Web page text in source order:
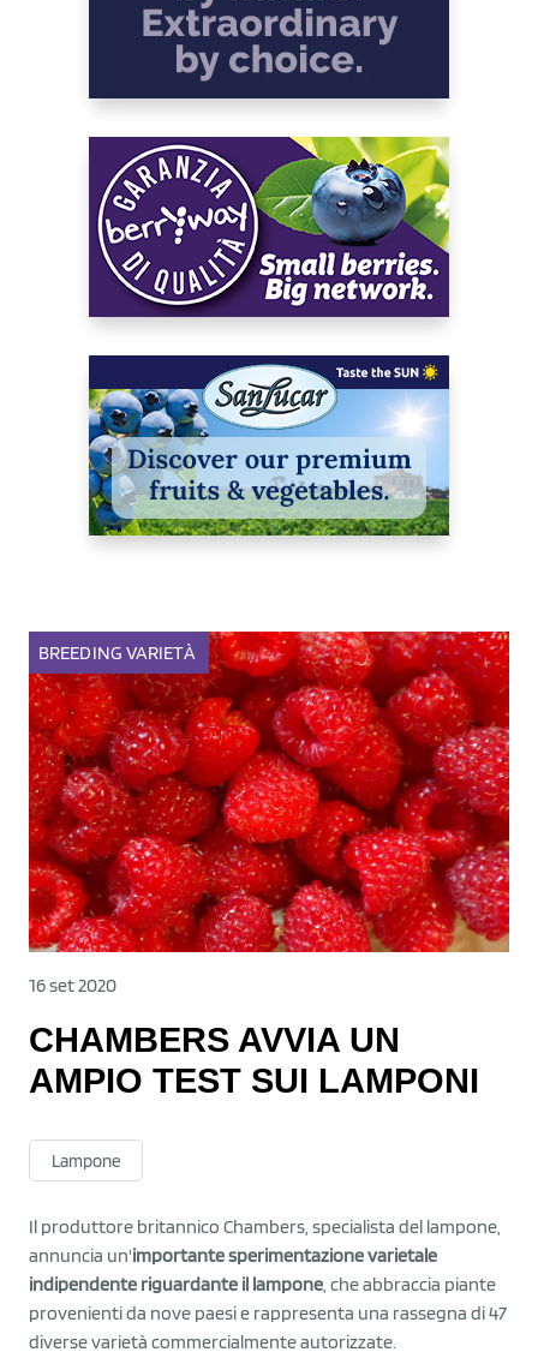
BREEDING VARIETÀ
16 set 2020
CHAMBERS AVVIA UN
AMPIO TEST SUI LAMPONI
Lampone
Il produttore britannico Chambers, specialista del lampone,
annuncia un'importante sperimentazione varietale
indipendente riguardante il lampone , che abbraccia piante
provenienti da nove paesi e rappresenta una rassegna di 47
diverse varietà commercialmente autorizzate.